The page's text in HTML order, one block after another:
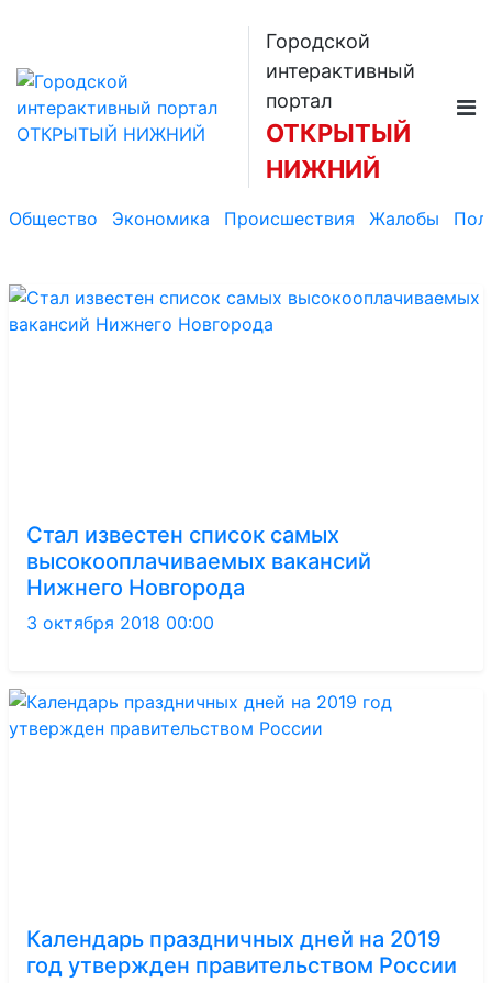
Городской
интерактивный
портал
ОТКРЫТЫЙ
НИЖНИЙ
Общество Экономика Происшествия Жалобы
Стал известен список самых
высокооплачиваемых вакансий
Нижнего Новгорода
3 октября 2018 00:00
Календарь праздничных дней на 2019
год утвержден правительством России